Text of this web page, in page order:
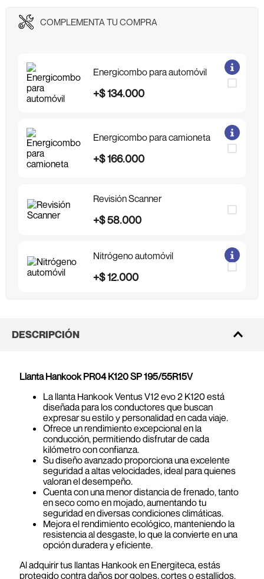
COMPLEMENTA TU COMPRA
Energicombo para automóvil
+$134.000
Energicombo para camioneta
+$166.000
Revisión Scanner
+$58.000
Nitrógeno automóvil
+$12.000
DESCRIPCIÓN
Llanta Hankook PR04 K120 SP 195/55R15V
La llanta Hankook Ventus V12 evo 2 K120 está
diseñada para los conductores que buscan
expresar su estilo y personalidad en cada viaje.
Ofrece un rendimiento excepcional en la
conducción, permitiendo disfrutar de cada
kilómetro con confianza.
Su diseño avanzado proporciona una excelente
seguridad a altas velocidades, ideal para quienes
valoran el desempeño.
Cuenta con una menor distancia de frenado, tanto
en seco como en mojado, aumentando tu
seguridad en diversas condiciones climáticas.
Mejora el rendimiento ecológico, manteniendo la
resistencia al desgaste, lo que la convierte en una
opción duradera y eficiente.
Al adquirir tus llantas Hankook en Energiteca, estás
protegido contra daños por golpes, cortes o estallidos.